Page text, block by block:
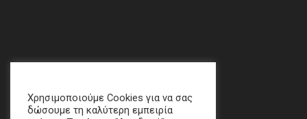
email:crime[at]e-keme[dot]gr
Χρησιμοποιούμε Cookies για να σας
δώσουμε τη καλύτερη εμπειρία